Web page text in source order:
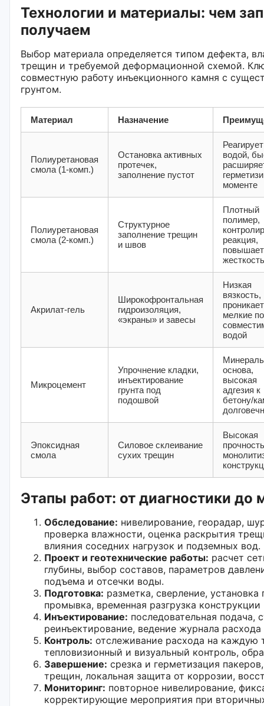
Технологии и материалы: чем
получаем
Выбор материала определяется типом дефекта,
трещин и требуемой деформационной схемой.
совместную работу инъекционного камня с
грунтом.
Материал Назначение
Полиуретановая
смола (1‑комп.)
Остановка активных
протечек,
заполнение пустот
водой,
моменте
Полиуретановая
смола (2‑комп.)
Структурное
заполнение трещин
и швов
Плотный
полимер,
реакция,
повышает
Акрилат‑гель
Широкофронтальная
гидроизоляция,
«экраны» и завесы
Низкая
вязкость,
мелкие
водой
Микроцемент
Упрочнение кладки,
инъектирование
грунта под
подошвой
основа,
высокая
адгезия к
бетону/
Эпоксидная
смола
Силовое склеивание
сухих трещин
Высокая
Этапы работ: от диагностики до
Обследование: нивелирование, георадар,
проверка влажности, оценка раскрытия
влияния соседних нагрузок и подземных вод.
Проект и геотехнические работы: расчет
глубины, выбор составов, параметров
подъема и отсечки воды.
Подготовка: разметка, сверление,
промывка, временная разгрузка
Инъектирование: последовательная подача,
реинъектирование, ведение журнала расхода
Контроль: отслеживание расхода на каждую
тепловизионный и визуальный контроль,
Завершение: срезка и герметизация
трещин, локальная защита от коррозии,
Мониторинг: повторное нивелирование,
корректирующие мероприятия при